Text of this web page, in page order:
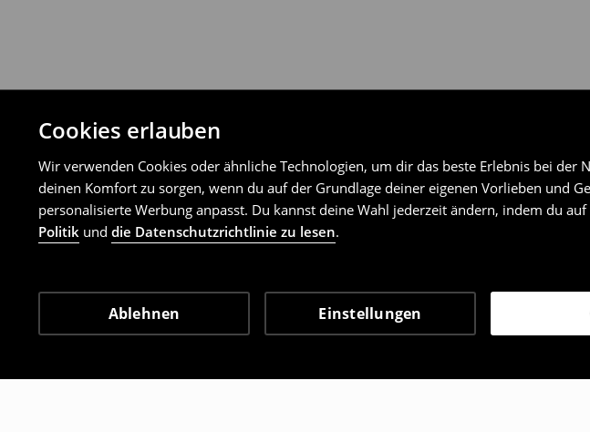
Cookies erlauben
Wir verwenden Cookies oder ähnliche Technologien, um dir das beste Erlebnis bei
deinen Komfort zu sorgen, wenn du auf der Grundlage deiner eigenen Vorlieben und
personalisierte Werbung anpasst. Du kannst deine Wahl jederzeit ändern, indem du
Politik und die Datenschutzrichtlinie zu lesen.
Ablehnen Einstellungen